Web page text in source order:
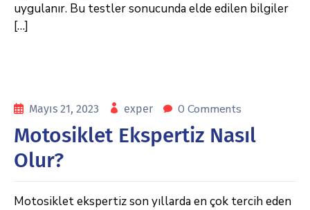
uygulanır. Bu testler sonucunda elde edilen bilgiler
[…]
Mayıs 21, 2023 exper 0 Comments
Motosiklet Ekspertiz Nasıl
Olur?
Motosiklet ekspertiz son yıllarda en çok tercih eden